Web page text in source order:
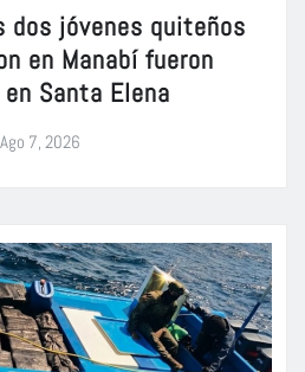
dos jóvenes quiteños
en Manabí fueron
Santa Elena
Ago 7, 2026